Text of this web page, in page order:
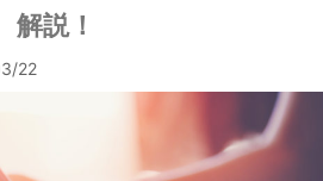
解説！
22